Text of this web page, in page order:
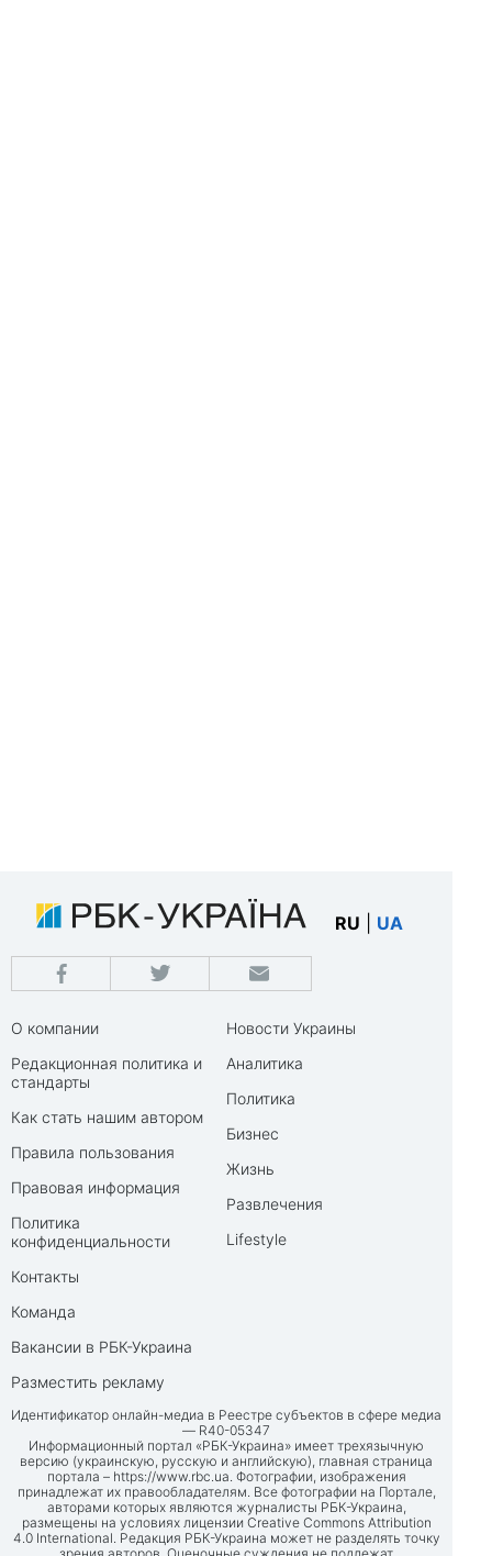
RU UA
О компании
Редакционная политика и
стандарты
Как стать нашим автором
Правила пользования
Правовая информация
Политика
конфиденциальности
Контакты
Команда
Вакансии в РБК-Украина
Разместить рекламу
Новости Украины
Аналитика
Политика
Бизнес
Жизнь
Развлечения
Lifestyle
Идентификатор онлайн-медиа в Реестре субъектов в сфере медиа
— R40-05347
Информационный портал «РБК-Украина» имеет трехязычную
версию (украинскую, русскую и английскую), главная страница
портала – https://www.rbc.ua . Фотографии, изображения
принадлежат их правообладателям. Все фотографии на Портале,
авторами которых являются журналисты РБК-Украина,
размещены на условиях лицензии Creative Commons Attribution
4.0 International. Редакция РБК-Украина может не разделять точку